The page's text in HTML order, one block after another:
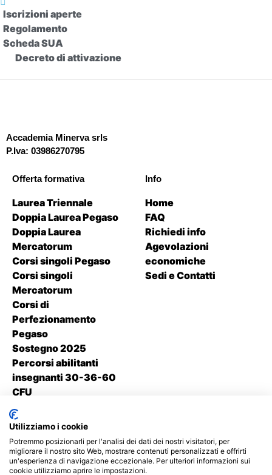
Iscrizioni aperte
Regolamento
Scheda SUA
Decreto di attivazione
Accademia Minerva srls
P.Iva: 03986270795
Offerta formativa
Laurea Triennale
Doppia Laurea Pegaso
Doppia Laurea
Mercatorum
Corsi singoli Pegaso
Corsi singoli
Mercatorum
Corsi di
Perfezionamento
Pegaso
Sostegno 2025
Percorsi abilitanti
insegnanti 30-36-60
CFU
Info
Home
FAQ
Richiedi info
Agevolazioni
economiche
Sedi e Contatti
Contatti
+39 338 1550 214
Seguici su
Utilizziamo i cookie
Potremmo posizionarli per l'analisi dei dati dei nostri visitatori, per
migliorare il nostro sito Web, mostrare contenuti personalizzati e offrirti
un'esperienza di navigazione eccezionale. Per ulteriori informazioni sui
cookie utilizziamo aprire le impostazioni.